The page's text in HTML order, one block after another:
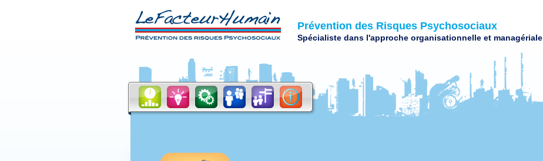
Prévention des Risques Psychosociaux
Spécialiste dans l'approche organisationnelle et managériale